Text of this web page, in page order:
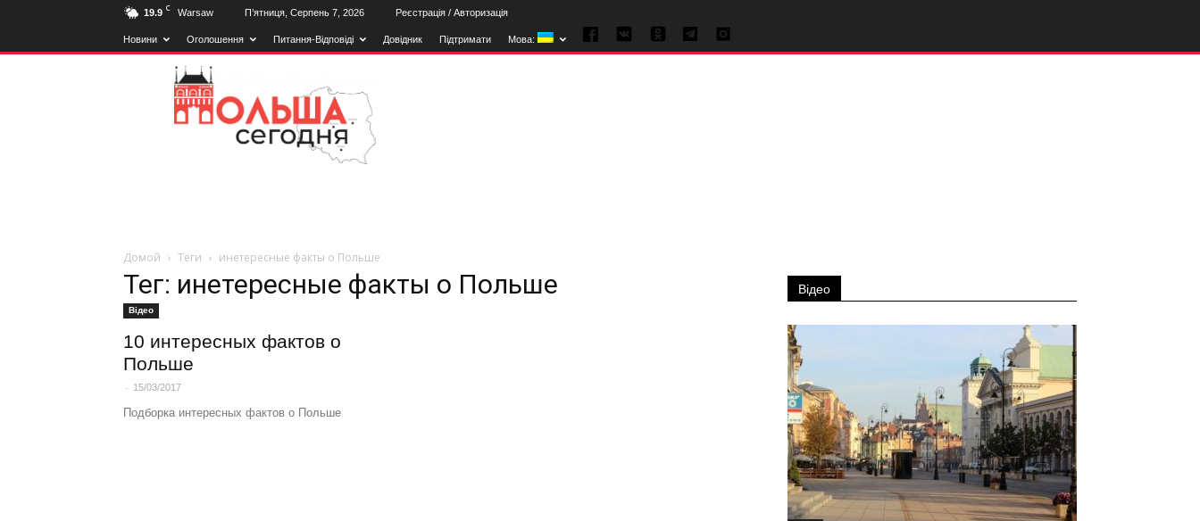
19.9 C Warsaw П’ятниця, Серпень 7, 2026 Реєстрація / Авторизація
Новини Оголошення Питання-Відповіді Довідник Підтримати Мова:
Польща
Сьогодні
Домой Теги инетересные факты о Польше
Тег: инетересные факты о Польше
Вiдео
10 интересных фактов о
Польше
- 15/03/2017
Подборка интересных фактов о Польше
Відео